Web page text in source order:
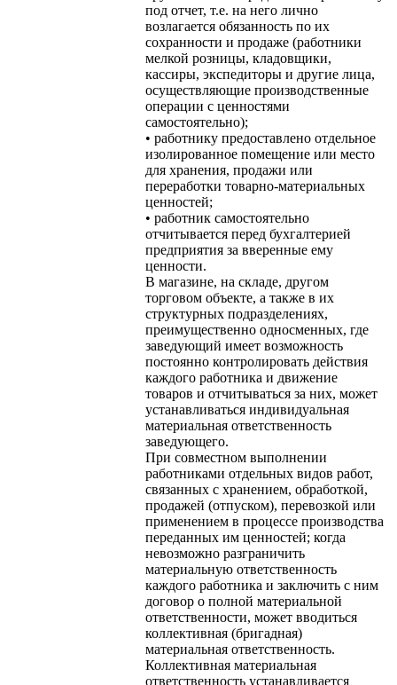
под отчет, т.е. на него лично
возлагается обязанность по их
сохранности и продаже (работники
мелкой розницы, кладовщики,
кассиры, экспедиторы и другие лица,
осуществляющие производственные
операции с ценностями
самостоятельно);
• работнику предоставлено отдельное
изолированное помещение или место
для хранения, продажи или
переработки товарно-материальных
ценностей;
• работник самостоятельно
отчитывается перед бухгалтерией
предприятия за вверенные ему
ценности.
В магазине, на складе, другом
торговом объекте, а также в их
структурных подразделениях,
преимущественно односменных, где
заведующий имеет возможность
постоянно контролировать действия
каждого работника и движение
товаров и отчитываться за них, может
устанавливаться индивидуальная
материальная ответственность
заведующего.
При совместном выполнении
работниками отдельных видов работ,
связанных с хранением, обработкой,
продажей (отпуском), перевозкой или
применением в процессе производства
переданных им ценностей; когда
невозможно разграничить
материальную ответственность
каждого работника и заключить с ним
договор о полной материальной
ответственности, может вводиться
коллективная (бригадная)
материальная ответственность.
Коллективная материальная
ответственность устанавливается